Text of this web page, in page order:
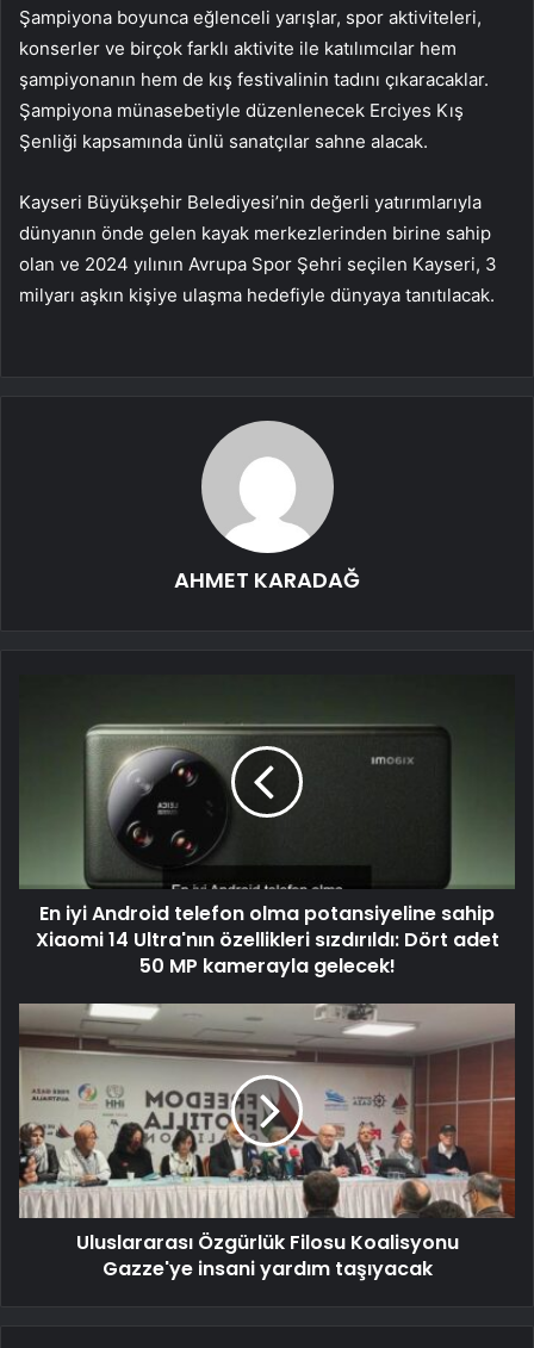
Şampiyona boyunca eğlenceli yarışlar, spor aktiviteleri,
konserler ve birçok farklı aktivite ile katılımcılar hem
şampiyonanın hem de kış festivalinin tadını çıkaracaklar.
Şampiyona münasebetiyle düzenlenecek Erciyes Kış
Şenliği kapsamında ünlü sanatçılar sahne alacak.
Kayseri Büyükşehir Belediyesi’nin değerli yatırımlarıyla
dünyanın önde gelen kayak merkezlerinden birine sahip
olan ve 2024 yılının Avrupa Spor Şehri seçilen Kayseri, 3
milyarı aşkın kişiye ulaşma hedefiyle dünyaya tanıtılacak.
AHMET KARADAĞ
En iyi Android telefon olma potansiyeline sahip
Xiaomi 14 Ultra'nın özellikleri sızdırıldı: Dört adet
50 MP kamerayla gelecek!
Uluslararası Özgürlük Filosu Koalisyonu
Gazze'ye insani yardım taşıyacak